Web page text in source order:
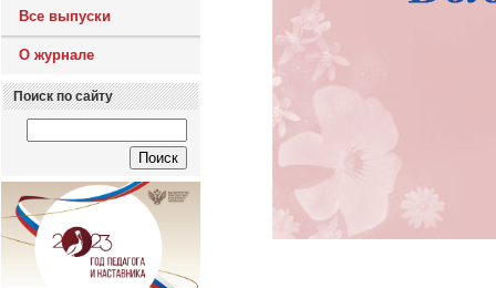
Все выпуски
О журнале
Поиск по сайту